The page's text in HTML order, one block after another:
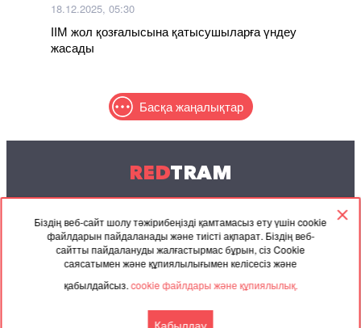
Біздің веб-сайт шолу тәжірибеңізді қамтамасыз ету үшін cookie
файлдарын пайдаланады және тиісті ақпарат. Біздің веб-
сайтты пайдалануды жалғастырмас бұрын, сіз Cookie
саясатымен және құпиялылығымен келісесіз және
қабылдайсыз.cookie файлдары және құпиялылық.
Қабылдау
18.12.2025, 05:30
ІІМ жол қозғалысына қатысушыларға үндеу
жасады
Басқа жаңалықтар
REDTRAM
© 2004-2026 Redtram, Ltd.
Ынтымақтастық
Серіктес
материалдар
Мұрағат
Келісімі
Байланысу